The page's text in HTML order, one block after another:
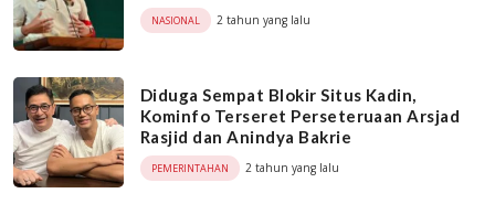
NASIONAL 2 tahun yang lalu
Diduga Sempat Blokir Situs Kadin,
Kominfo Terseret Perseteruaan Arsjad
Rasjid dan Anindya Bakrie
PEMERINTAHAN 2 tahun yang lalu